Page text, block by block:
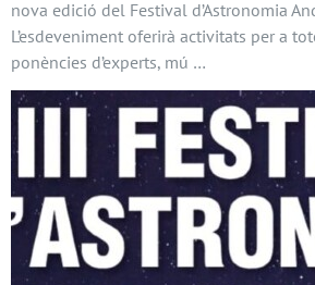
nova edició del Festival d’Astronomia
L’esdeveniment oferirà activitats per a
ponències d’experts, mú …